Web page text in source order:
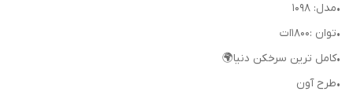
•مدل: 1098
•توان :۱۸۰۰‌ات
•کامل ترین سرخکن دنیا🌍
•طرح آون